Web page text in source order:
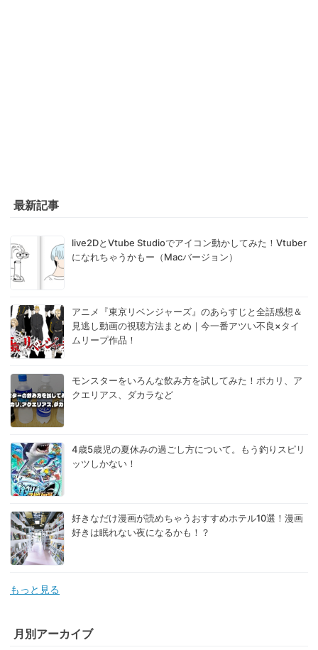
最新記事
live2DとVtube Studioでアイコン動かしてみた！Vtuber
になれちゃうかもー（Macバージョン）
アニメ『東京リベンジャーズ』のあらすじと全話感想＆
見逃し動画の視聴方法まとめ｜今一番アツい不良×タイ
ムリープ作品！
モンスターをいろんな飲み方を試してみた！ポカリ、ア
クエリアス、ダカラなど
4歳5歳児の夏休みの過ごし方について。もう釣りスピリ
ッツしかない！
好きなだけ漫画が読めちゃうおすすめホテル10選！漫画
好きは眠れない夜になるかも！？
もっと見る
月別アーカイブ